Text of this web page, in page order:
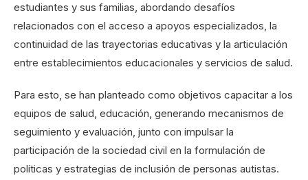
estudiantes y sus familias, abordando desafíos
relacionados con el acceso a apoyos especializados, la
continuidad de las trayectorias educativas y la articulación
entre establecimientos educacionales y servicios de salud.
Para esto, se han planteado como objetivos capacitar a los
equipos de salud, educación, generando mecanismos de
seguimiento y evaluación, junto con impulsar la
participación de la sociedad civil en la formulación de
políticas y estrategias de inclusión de personas autistas.